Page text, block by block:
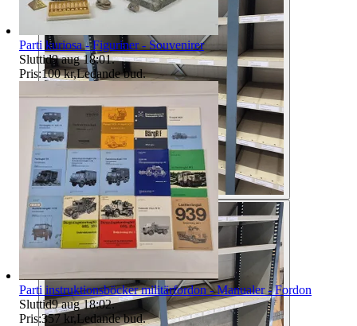
Parti kuriosa - Figuriner - Souvenirer
Sluttid9 aug 18:01.
Pris:100 kr,Ledande bud.
Parti instruktionsböcker militärfordon - Manualer - Fordon
Sluttid9 aug 18:02.
Pris:357 kr,Ledande bud.